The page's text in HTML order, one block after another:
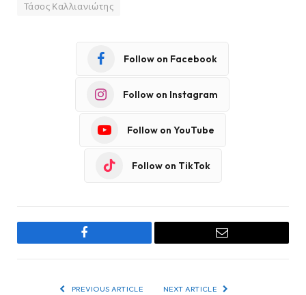
Τάσος Καλλιανιώτης
Follow on Facebook
Follow on Instagram
Follow on YouTube
Follow on TikTok
Facebook Email
PREVIOUS ARTICLE NEXT ARTICLE